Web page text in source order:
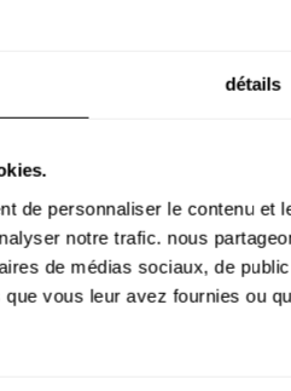
détails
de personnaliser le contenu et
notre trafic. nous
de médias sociaux, de
vous leur avez fournies ou